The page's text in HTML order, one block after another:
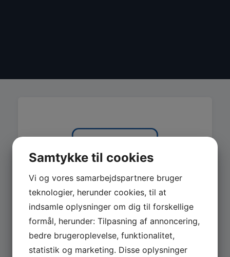
MASKINER
Samtykke til cookies
Vi og vores samarbejdspartnere bruger
teknologier, herunder cookies, til at
indsamle oplysninger om dig til forskellige
formål, herunder: Tilpasning af annoncering,
bedre brugeroplevelse, funktionalitet,
statistik og marketing. Disse oplysninger